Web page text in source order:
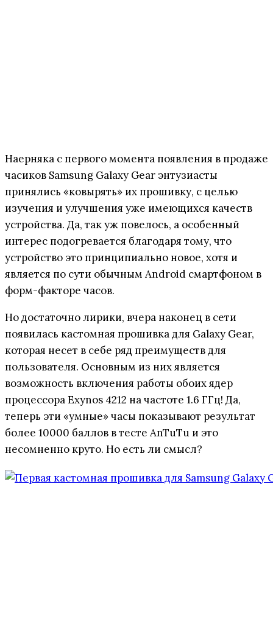
Наерняка с первого момента появления в продаже
часиков Samsung Galaxy Gear энтузиасты
принялись «ковырять» их прошивку, с целью
изучения и улучшения уже имеющихся качеств
устройства. Да, так уж повелось, а особенный
интерес подогревается благодаря тому, что
устройство это принципиально новое, хотя и
является по сути обычным Android смартфоном в
форм-факторе часов.
Но достаточно лирики, вчера наконец в сети
появилась кастомная прошивка для Galaxy Gear,
которая несет в себе ряд преимуществ для
пользователя. Основным из них является
возможность включения работы обоих ядер
процессора Exynos 4212 на частоте 1.6 ГГц! Да,
теперь эти «умные» часы показывают результат
более 10000 баллов в тесте AnTuTu и это
несомненно круто. Но есть ли смысл?